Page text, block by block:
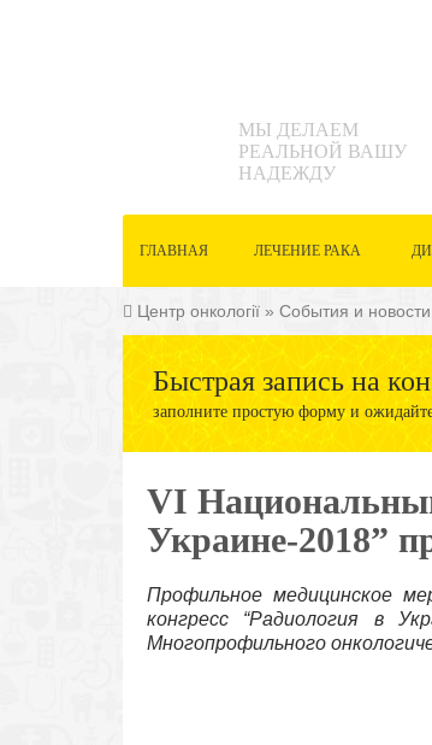
МЫ ДЕЛАЕМ
РЕАЛЬНОЙ ВАШУ
НАДЕЖДУ
ГЛАВНАЯ ЛЕЧЕНИЕ РАКА
Центр онкології » События и новости
Быстрая запись на
заполните простую форму и
VI
Украине-2018”
Профильное медицинское
конгресс “Радиология в
Многопрофильного